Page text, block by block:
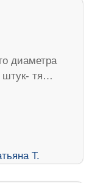
диаметра
штук- тя…